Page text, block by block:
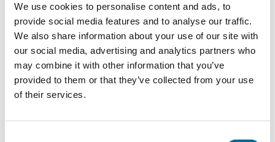
We use cookies to personalise content and ads, to
provide social media features and to analyse our traffic.
We also share information about your use of our site with
our social media, advertising and analytics partners who
may combine it with other information that you’ve
provided to them or that they’ve collected from your use
of their services.
Mario Schnepper
CEO | Amokabel GmbH
+49 151 18102588